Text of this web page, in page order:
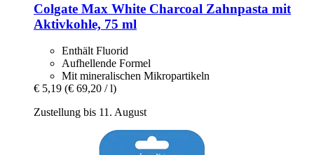
Colgate Max White Charcoal Zahnpasta mit
Aktivkohle, 75 ml
Enthält Fluorid
Aufhellende Formel
Mit mineralischen Mikropartikeln
€ 5,19 (€ 69,20 / l)
Zustellung bis 11. August